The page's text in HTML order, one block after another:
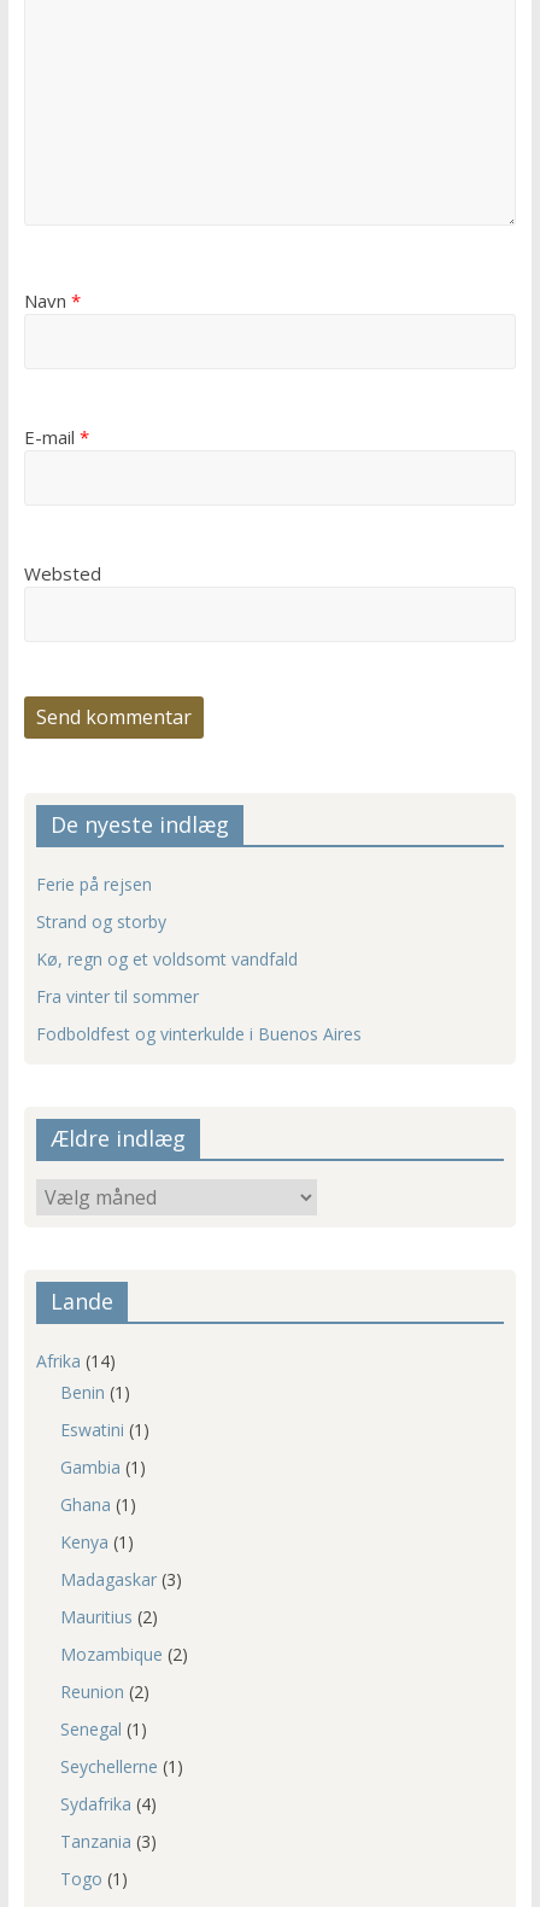
Navn *
E-mail *
Websted
De nyeste indlæg
Ferie på rejsen
Strand og storby
Kø, regn og et voldsomt vandfald
Fra vinter til sommer
Fodboldfest og vinterkulde i Buenos Aires
Ældre indlæg
Ældre
Lande
Afrika (14)
Benin (1)
Eswatini (1)
Gambia (1)
Ghana (1)
Kenya (1)
Madagaskar(3)
Mauritius (2)
Mozambique (2)
Reunion (2)
Senegal (1)
Seychellerne (1)
Sydafrika (4)
Tanzania (3)
Togo (1)